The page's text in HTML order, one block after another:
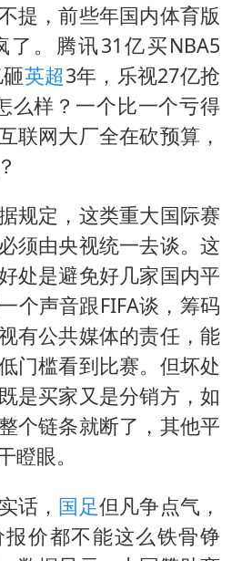
提，前些年国内体育版
了。腾讯31亿买NBA5
英超3年，乐视27亿抢
么样？一个比一个亏得
联网大厂全在砍预算，
规定，这类重大国际赛
须由央视统一去谈。这
处是避免好几家国内平
个声音跟FIFA谈，筹码
有公共媒体的责任，能
门槛看到比赛。但坏处
是买家又是分销方，如
个链条就断了，其他平
瞪眼。
话， 国足但凡争点气，
价都不能这么铁骨铮